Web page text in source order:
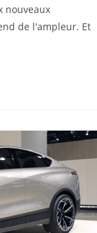
nouveaux
de l'ampleur. Et